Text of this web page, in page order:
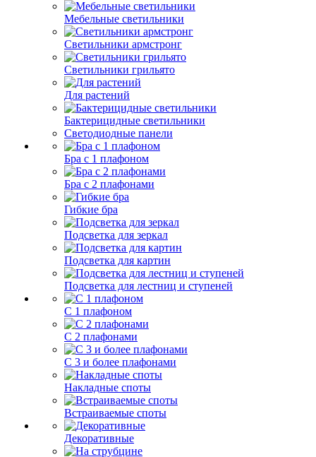
Мебельные светильники
Светильники армстронг
Светильники грильято
Для растений
Бактерицидные светильники
Светодиодные панели
Бра с 1 плафоном
Бра с 2 плафонами
Гибкие бра
Подсветка для зеркал
Подсветка для картин
Подсветка для лестниц и ступеней
С 1 плафоном
С 2 плафонами
С 3 и более плафонами
Накладные споты
Встраиваемые споты
Декоративные